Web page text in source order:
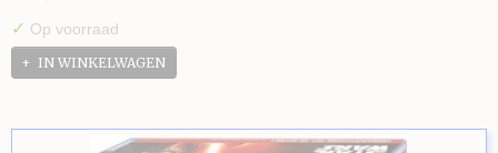
✓ Op voorraad
IN WINKELWAGEN